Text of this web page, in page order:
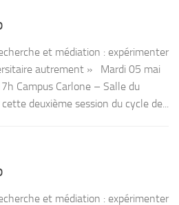
et médiation : expérimenter
autrement » Mardi 05 mai
Campus Carlone – Salle du
deuxième session du cycle de...
et médiation : expérimenter